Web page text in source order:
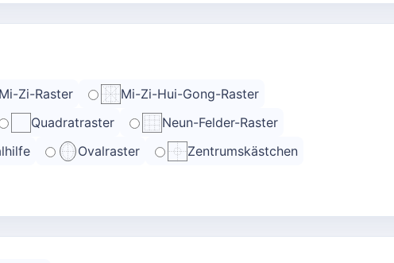
Mi-Zi-Raster
Mi-Zi-Hui-Gong-Raster
Quadratraster
Neun-Felder-Raster
Ovalraster
Zentrumskästchen